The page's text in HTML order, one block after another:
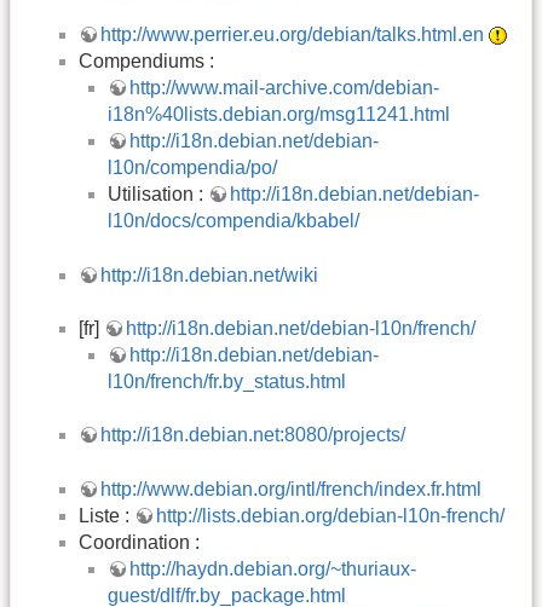
http://www.perrier.eu.org/debian/talks.html.en
Compendiums :
http://www.mail-archive.com/debian-
i18n%40lists.debian.org/msg11241.html
http://i18n.debian.net/debian-
l10n/compendia/po/
Utilisation :
http://i18n.debian.net/debian-
l10n/docs/compendia/kbabel/
http://i18n.debian.net/wiki
[fr]
http://i18n.debian.net/debian-l10n/french/
http://i18n.debian.net/debian-
l10n/french/fr.by_status.html
http://i18n.debian.net:8080/projects/
http://www.debian.org/intl/french/index.fr.html
Liste :
http://lists.debian.org/debian-l10n-french/
Coordination :
http://haydn.debian.org/~thuriaux-
guest/dlf/fr.by_package.html